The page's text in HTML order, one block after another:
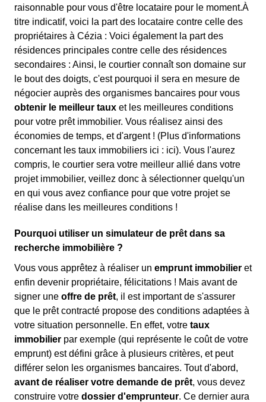
raisonnable pour vous d'être locataire pour le moment.À
titre indicatif, voici la part des locataire contre celle des
propriétaires à Cézia : Voici également la part des
résidences principales contre celle des résidences
secondaires : Ainsi, le courtier connaît son domaine sur
le bout des doigts, c'est pourquoi il sera en mesure de
négocier auprès des organismes bancaires pour vous
obtenir le meilleur taux et les meilleures conditions
pour votre prêt immobilier. Vous réalisez ainsi des
économies de temps, et d'argent ! (Plus d'informations
concernant les taux immobiliers ici : ici). Vous l'aurez
compris, le courtier sera votre meilleur allié dans votre
projet immobilier, veillez donc à sélectionner quelqu'un
en qui vous avez confiance pour que votre projet se
réalise dans les meilleures conditions !
Pourquoi utiliser un simulateur de prêt dans sa
recherche immobilière ?
Vous vous apprêtez à réaliser un emprunt immobilier et
enfin devenir propriétaire, félicitations ! Mais avant de
signer une offre de prêt, il est important de s'assurer
que le prêt contracté propose des conditions adaptées à
votre situation personnelle. En effet, votre taux
immobilier par exemple (qui représente le coût de votre
emprunt) est défini grâce à plusieurs critères, et peut
différer selon les organismes bancaires. Tout d'abord,
avant de réaliser votre demande de prêt, vous devez
construire votre dossier d'emprunteur. Ce dernier aura